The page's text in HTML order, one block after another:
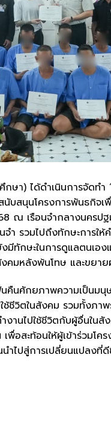
) ได้ดำเนินการจัดทำ
นับสนุนโครงการพันธกิจ
ณ เรือนจำกลางนครปฐ
ำ รวมไปถึงทักษะการใ
ษะในการดูแลตนเองแ
คมหลังพ้นโทษ และขยา
นศักยภาพความเป็นมนุ
ช้ชีวิตในสังคม รวมทั้งภ
านไปใช้ชีวิตกับผู้อื่นใน
พื่อสะท้อนให้ผู้เข้าร่วมโ
ำไปสู่การเปลี่ยนแปลง